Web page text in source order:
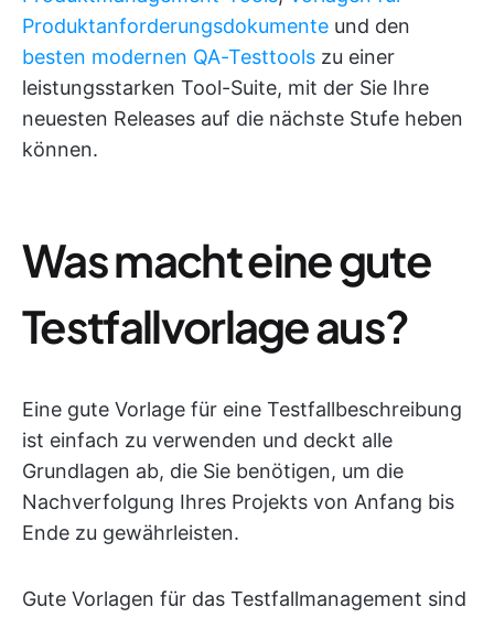
Produktanforderungsdokumente und den
besten modernen QA-Testtools zu einer
leistungsstarken Tool-Suite, mit der Sie Ihre
neuesten Releases auf die nächste Stufe heben
können.
Was macht eine gute
Testfallvorlage aus?
Eine gute Vorlage für eine Testfallbeschreibung
ist einfach zu verwenden und deckt alle
Grundlagen ab, die Sie benötigen, um die
Nachverfolgung Ihres Projekts von Anfang bis
Ende zu gewährleisten.
Gute Vorlagen für das Testfallmanagement sind